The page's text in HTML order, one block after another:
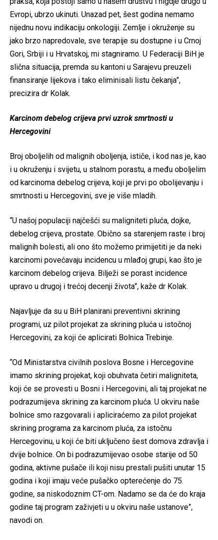
Evropi, ubrzo ukinuti. Unazad pet, šest godina nemamo
nijednu novu indikaciju onkologiji. Zemlje i okruženje su
jako brzo napredovale, sve terapije su dostupne i u Crnoj
Gori, Srbiji i u Hrvatskoj, mi stagniramo. U Federaciji BiH je
slična situacija, premda su kantoni u Sarajevu preuzeli
finansiranje lijekova i tako eliminisali listu čekanja”,
precizira dr Kolak.
Karcinom debelog crijeva prvi uzrok smrtnosti u
Hercegovini
Broj oboljelih od malignih oboljenja, ističe, i kod nas je, kao
i u okruženju i svijetu, u stalnom porastu, a među oboljelim
od karcinoma debelog crijeva, koji je prvi po obolijevanju i
smrtnosti u Hercegovini, sve je više mladih.
“U našoj populaciji najčešći su maligniteti pluća, dojke,
debelog crijeva, prostate. Obično sa starenjem raste i broj
malignih bolesti, ali ono što možemo primijetiti je da neki
karcinomi povećavaju incidencu u mlađoj grupi, kao što je
karcinom debelog crijeva. Bilježi se porast incidence
upravo u drugoj i trećoj decenji života”, kaže dr Kolak.
Najavljuje da su u BiH planirani preventivni skrining
programi, uz pilot projekat za skrining pluća u istočnoj
Hercegovini, za koji će aplicirati Bolnica Trebinje.
“Od Ministarstva civilnih poslova Bosne i Hercegovine
imamo skrining projekat, koji obuhvata četiri maligniteta,
koji će se provesti u Bosni i Hercegovini, ali taj projekat ne
podrazumijeva skrining za karcinom pluća. U okviru naše
bolnice smo razgovarali i apliciraćemo za pilot projekat
skrining programa za karcinom pluća, za istočnu
Hercegovinu, u koji će biti uključeno šest domova zdravlja i
dvije bolnice. On bi podrazumijevao osobe starije od 50
godina, aktivne pušače ili koji nisu prestali pušiti unutar 15
godina i koji imaju veće pušačko opterećenje do 75.
godine, sa niskodoznim CT-om. Nadamo se da će do kraja
godine taj program zaživjeti u u okviru naše ustanove”,
navodi on.